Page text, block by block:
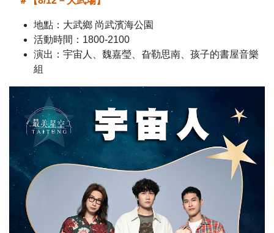
地點：大武鄉 尚武濱海公園
活動時間：1800-2100
演出：宇宙人、魏嘉瑩、旮勒思南、孩子的書屋音樂
組